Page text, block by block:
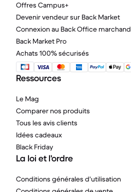
Offres Campus+
Devenir vendeur sur Back Market
Connexion au Back Office marchand
Back Market Pro
Achats 100% sécurisés
Ressources
Le Mag
Comparer nos produits
Tous les avis clients
Idées cadeaux
Black Friday
La loi et l'ordre
Conditions générales d'utilisation